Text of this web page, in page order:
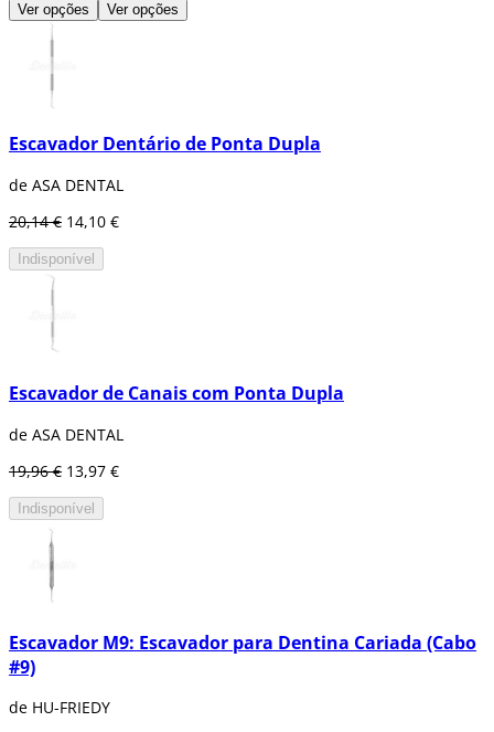
Ver opções Ver opções
Escavador Dentário de Ponta Dupla
de ASA DENTAL
20,14 € 14,10 €
Indisponível
Escavador de Canais com Ponta Dupla
de ASA DENTAL
19,96 € 13,97 €
Indisponível
Escavador M9: Escavador para Dentina Cariada (Cabo
#9)
de HU-FRIEDY